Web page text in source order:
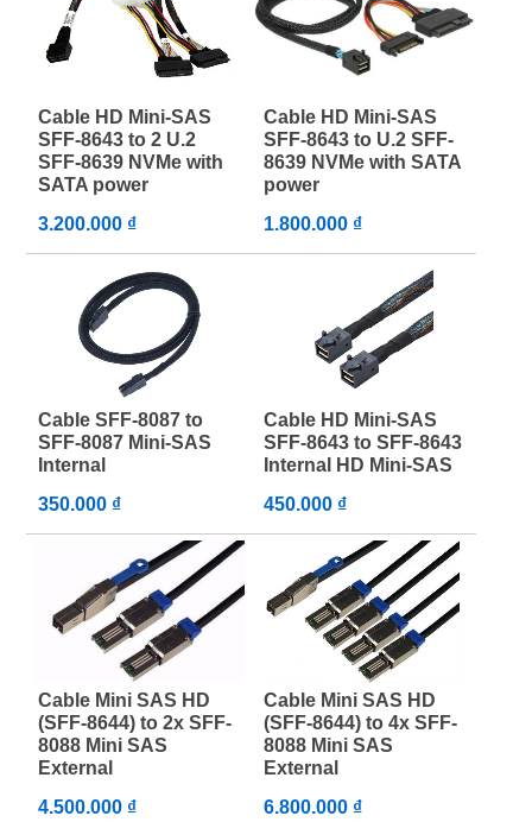
Cable HD Mini-SAS
SFF-8643 to 2 U.2
SFF-8639 NVMe with
SATA power
3.200.000 ₫
Cable HD Mini-SAS
SFF-8643 to U.2 SFF-
8639 NVMe with SATA
power
1.800.000 ₫
Cable SFF-8087 to
SFF-8087 Mini-SAS
Internal
350.000 ₫
Cable HD Mini-SAS
SFF-8643 to SFF-8643
Internal HD Mini-SAS
450.000 ₫
Cable Mini SAS HD
(SFF-8644) to 2x SFF-
8088 Mini SAS
External
4.500.000 ₫
Cable Mini SAS HD
(SFF-8644) to 4x SFF-
8088 Mini SAS
External
6.800.000 ₫